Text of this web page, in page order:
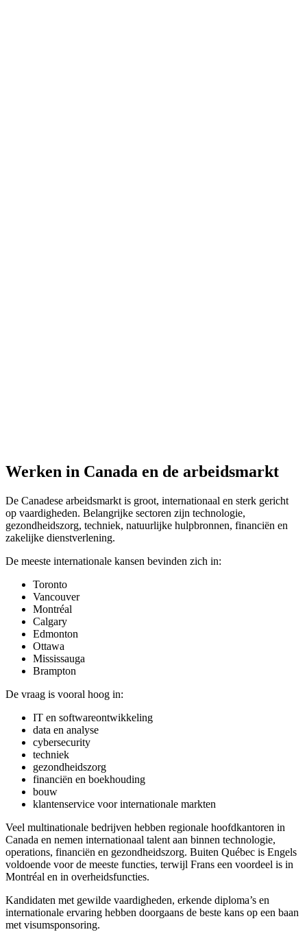
Werken in Canada en de arbeidsmarkt
De Canadese arbeidsmarkt is groot, internationaal en sterk gericht
op vaardigheden. Belangrijke sectoren zijn technologie,
gezondheidszorg, techniek, natuurlijke hulpbronnen, financiën en
zakelijke dienstverlening.
De meeste internationale kansen bevinden zich in:
Toronto
Vancouver
Montréal
Calgary
Edmonton
Ottawa
Mississauga
Brampton
De vraag is vooral hoog in:
IT en softwareontwikkeling
data en analyse
cybersecurity
techniek
gezondheidszorg
financiën en boekhouding
bouw
klantenservice voor internationale markten
Veel multinationale bedrijven hebben regionale hoofdkantoren in
Canada en nemen internationaal talent aan binnen technologie,
operations, financiën en gezondheidszorg. Buiten Québec is Engels
voldoende voor de meeste functies, terwijl Frans een voordeel is in
Montréal en in overheidsfuncties.
Kandidaten met gewilde vaardigheden, erkende diploma’s en
internationale ervaring hebben doorgaans de beste kans op een baan
met visumsponsoring.